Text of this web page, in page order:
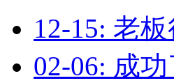
12-15: 老
02-06: 成功